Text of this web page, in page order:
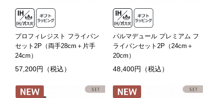
プロフィレジスト フライパン
セット2P（両手28cm＋片手
24cm）
57,200円（税込）
パルマデュール プレミアム フ
ライパンセット2P（24cm＋
20cm）
48,400円（税込）